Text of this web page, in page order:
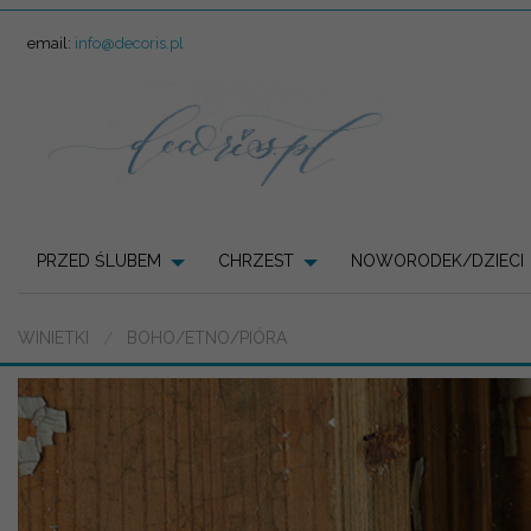
email: info@decoris.pl
PRZED ŚLUBEM CHRZEST NOWORODEK/DZIECI
WINIETKI BOHO/ETNO/PIÓRA